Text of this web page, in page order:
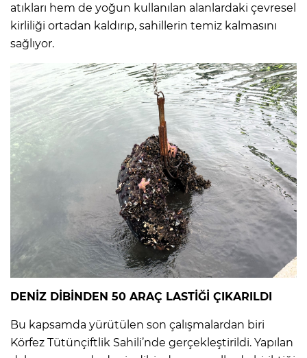
atıkları hem de yoğun kullanılan alanlardaki çevresel
kirliliği ortadan kaldırıp, sahillerin temiz kalmasını
sağlıyor.
DENİZ DİBİNDEN 50 ARAÇ LASTİĞİ ÇIKARILDI
Bu kapsamda yürütülen son çalışmalardan biri
Körfez Tütünçiftlik Sahili’nde gerçekleştirildi. Yapılan